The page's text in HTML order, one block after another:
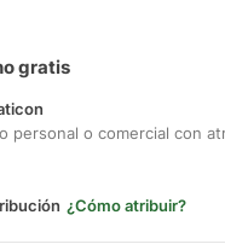
gratis
personal o comercial con
¿Cómo atribuir?